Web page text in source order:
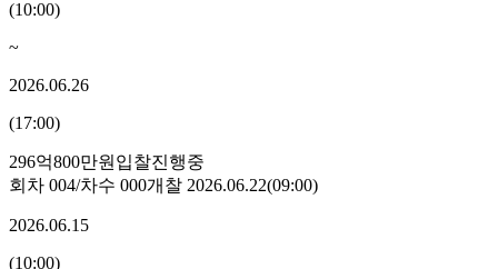
(10:00)
~
2026.06.26
(17:00)
296억800만원 입찰진행중
회차 004/차수 000개찰 2026.06.22(09:00)
2026.06.15
(10:00)